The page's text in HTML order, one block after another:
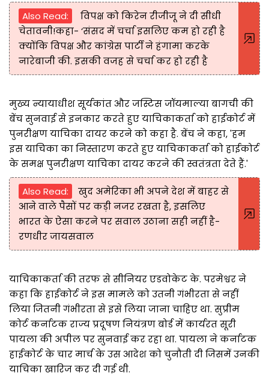
Also Read:
विपक्ष को किरेन रीजीजू ने दी सीधी
चेतावनी!कहा- ‘संसद में चर्चा इसलिए कम हो रही है
क्योंकि विपक्ष और कांग्रेस पार्टी ने हंगामा करके
नारेबाजी की. इसकी वजह से चर्चा कर हो रही है
मुख्य न्यायाधीश सूर्यकांत और जस्टिस जॉयमाल्या बागची की
बेंच सुनवाई से इनकार करते हुए याचिकाकर्ता को हाईकोर्ट में
पुनरीक्षण याचिका दायर करने को कहा है. बेंच ने कहा, 'हम
इस याचिका का निस्तारण करते हुए याचिकाकर्ता को हाईकोर्ट
के समक्ष पुनरीक्षण याचिका दायर करने की स्वतंत्रता देते हैं.'
Also Read:
खुद अमेरिका भी अपने देश में बाहर से
आने वाले पैसों पर कड़ी नजर रखता है, इसलिए
भारत के ऐसा करने पर सवाल उठाना सही नहीं है-
रणधीर जायसवाल
याचिकाकर्ता की तरफ से सीनियर एडवोकेट के. परमेश्वर ने
कहा कि हाईकोर्ट ने इस मामले को उतनी गंभीरता से नहीं
लिया जितनी गंभीरता से इसे लिया जाना चाहिए था. सुप्रीम
कोर्ट कर्नाटक राज्य प्रदूषण नियंत्रण बोर्ड में कार्यरत सूरी
पायला की अपील पर सुनवाई कर रहा था. पायला ने कर्नाटक
हाईकोर्ट के चार मार्च के उस आदेश को चुनौती दी जिसमें उनकी
याचिका खारिज कर दी गई थी.